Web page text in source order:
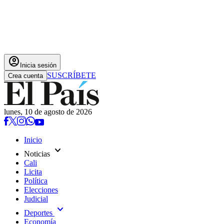
account_circle Inicia sesión
Crea cuenta SUSCRÍBETE
lunes, 10 de agosto de 2026
Inicio
Noticias expand_more
Cali
Licita
Política
Elecciones
Judicial
Deportes expand_more
Economía